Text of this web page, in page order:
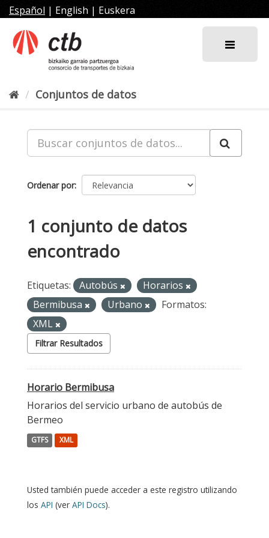
al
contenido
Español | English | Euskera
Conjuntos de datos
Ordenar por
1 conjunto de datos
encontrado
Etiquetas: Autobús
Horarios
Bermibusa
Urbano
Formatos:
XML
Filtrar Resultados
Horario Bermibusa
Horarios del servicio urbano de autobús de
Bermeo
GTFS XML
Usted también puede acceder a este registro utilizando
los API (ver API Docs).